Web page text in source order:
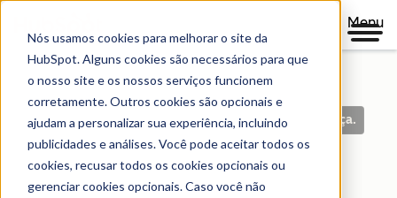
Nós usamos cookies para melhorar o site da
HubSpot. Alguns cookies são necessários para que
o nosso site e os nossos serviços funcionem
corretamente. Outros cookies são opcionais e
ajudam a personalizar sua experiência, incluindo
publicidades e análises. Você pode aceitar todos os
cookies, recusar todos os cookies opcionais ou
gerenciar cookies opcionais. Caso você não
Menu
Políticas claras. Construídas com base em confiança.
Central Jurídica